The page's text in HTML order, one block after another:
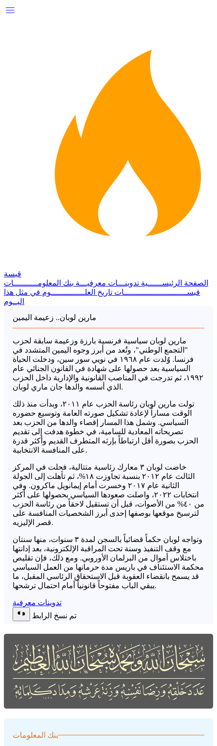
قبسة
الصفحة الرئيســــــية تدوينـــات معرفيـــة بنك المعلومــــــــــات
قبســــــــــــــــــــــــــات تاريخ العلــــــــــــــوم في مثل هذا
اليــوم
مارين لوبان.. زعيمة اليمين
مارين لوبان سياسية فرنسية بارزة وزعيمة سابقة لحزب
"التجمع الوطني"، وتُعد من أبرز وجوه اليمين المتشدد في
فرنسا. وُلدت عام ١٩٦٨ في نويي سور سين، ودخلت الحياة
السياسية بعد حصولها على شهادة في القانون الجنائي عام
١٩٩٢، ثم تدرجت في المناصب القانونية والإدارية داخل الحزب
الذي أسسه والدها جان ماري لوبان.
تولت مارين لوبان رئاسة الحزب عام ٢٠١١، وبدأت منذ ذلك
الوقت مساراً لإعادة تشكيل صورته العامة وتوسيع حضوره
السياسي. وشمل هذا المسار إقصاء والدها من الحزب بعد
تصريحاته المعادية للسامية، في خطوة هدفت إلى تقديم
الحزب بصورة أقل ارتباطاً بإرثه المتطرف القديم وأكثر قدرة
على المنافسة الانتخابية.
خاضت لوبان ٣ معارك رئاسية متتالية، فحلت في المركز
الثالث عام ٢٠١٢ بنسبة تجاوزت ١٨%، ثم تأهلت إلى الجولة
الثانية عام ٢٠١٧ وخسرت أمام إيمانويل ماكرون. وفي
انتخابات ٢٠٢٢، واصلت صعودها السياسي بحصولها على أكثر
من ٤٠% من الأصوات، قبل أن تستقيل لاحقاً من رئاسة الحزب
لترسيخ موقعها بوصفها إحدى أبرز الشخصيات المنافسة على
قصر الإليزيه.
وتواجه لوبان حكماً قضائياً بالسجن لمدة ٣ سنوات، منها سنتان
مع وقف التنفيذ وسنة تحت المراقبة الإلكترونية، بعد إدانتها
باختلاس أموال من البرلمان الأوروبي. ومع ذلك، فإن تقليص
محكمة الاستئناف في باريس مدة حرمانها من العمل السياسي
قد يسمح بانقضاء العقوبة قبل الاستحقاق الرئاسي المقبل، ما
يبقي الباب مفتوحاً قانونياً أمام احتمال ترشحها.
تدوينات معرفية
تم نسخ الرابط
بنك المعلومات